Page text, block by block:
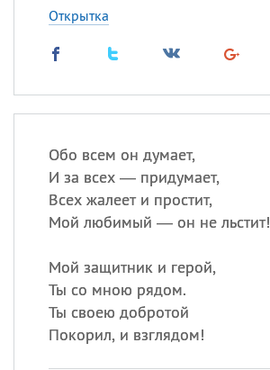
Открытка
Обо всем он думает,
И за всех — придумает,
Всех жалеет и простит,
Мой любимый — он не льстит!
Мой защитник и герой,
Ты со мною рядом.
Ты своею добротой
Покорил, и взглядом!